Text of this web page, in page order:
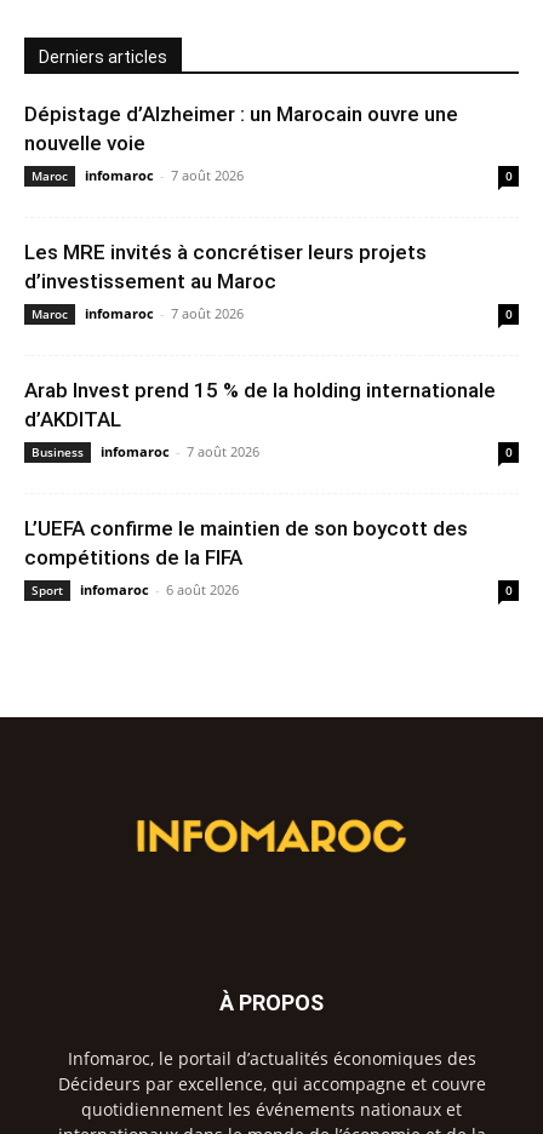
Derniers articles
Dépistage d’Alzheimer : un Marocain ouvre une
nouvelle voie
Maroc infomaroc - 7 août 2026 0
Les MRE invités à concrétiser leurs projets
d’investissement au Maroc
Maroc infomaroc - 7 août 2026 0
Arab Invest prend 15 % de la holding internationale
d’AKDITAL
Business infomaroc - 7 août 2026 0
L’UEFA confirme le maintien de son boycott des
compétitions de la FIFA
Sport infomaroc - 6 août 2026 0
À PROPOS
Infomaroc, le portail d’actualités économiques des
Décideurs par excellence, qui accompagne et couvre
quotidiennement les événements nationaux et